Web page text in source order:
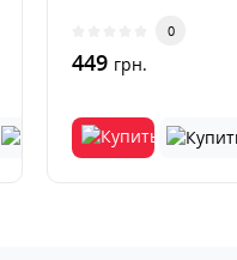
полимерны..
0
449 грн.